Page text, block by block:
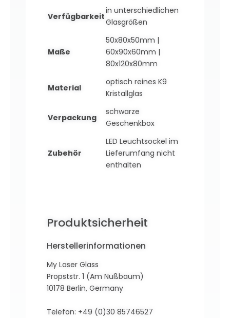
Verfügbarkeit
in unterschiedlichen
Glasgrößen
Maße
50x80x50mm |
60x90x60mm |
80x120x80mm
Material
optisch reines K9
Kristallglas
Verpackung
schwarze
Geschenkbox
Zubehör
LED Leuchtsockel im
Lieferumfang nicht
enthalten
Produktsicherheit
Herstellerinformationen
My Laser Glass
Propststr. 1 (Am Nußbaum)
10178 Berlin, Germany
Telefon: +49 (0)30 85746527